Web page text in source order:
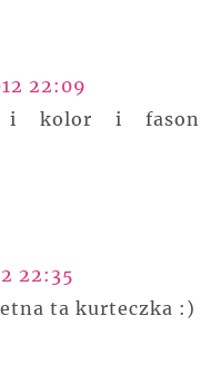
22:09
i kolor i fason
22:35
ta kurteczka :)